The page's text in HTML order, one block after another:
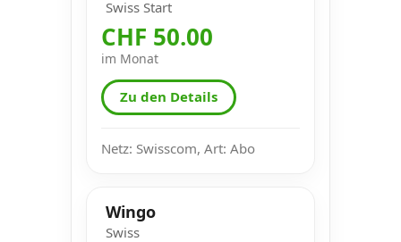
Swiss Start
CHF 50.00
im Monat
Zu den Details
Netz: Swisscom, Art: Abo
Wingo
Swiss